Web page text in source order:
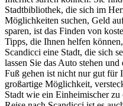
Stadtbibliothek, die sich im
Möglichkeiten suchen, Geld
sparen, ist das Finden von
Tipps, die Ihnen helfen
Scandicci eine Stadt, die sich
lassen Sie das Auto stehen
Fuß gehen ist nicht nur gut für
großartige Möglichkeit,
Stadt wie ein Einheimischer